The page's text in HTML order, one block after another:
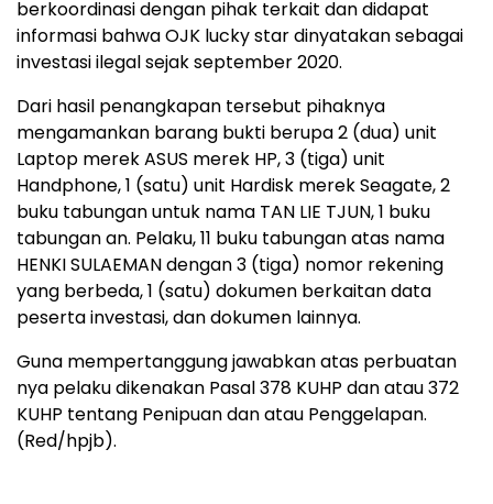
berkoordinasi dengan pihak terkait dan didapat
informasi bahwa OJK lucky star dinyatakan sebagai
investasi ilegal sejak september 2020.
Dari hasil penangkapan tersebut pihaknya
mengamankan barang bukti berupa 2 (dua) unit
Laptop merek ASUS merek HP, 3 (tiga) unit
Handphone, 1 (satu) unit Hardisk merek Seagate, 2
buku tabungan untuk nama TAN LIE TJUN, 1 buku
tabungan an. Pelaku, 11 buku tabungan atas nama
HENKI SULAEMAN dengan 3 (tiga) nomor rekening
yang berbeda, 1 (satu) dokumen berkaitan data
peserta investasi, dan dokumen lainnya.
Guna mempertanggung jawabkan atas perbuatan
nya pelaku dikenakan Pasal 378 KUHP dan atau 372
KUHP tentang Penipuan dan atau Penggelapan.
(Red/hpjb).